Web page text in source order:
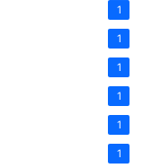
1
1
1
1
1
1